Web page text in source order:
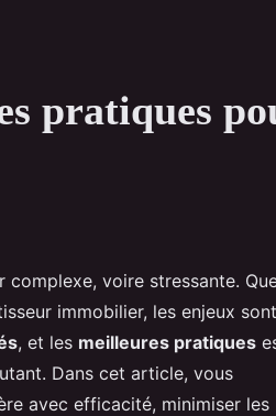
pratiques
complexe, voire stressante.
immobilier, les enjeux sont
, et les meilleures pratiques
Dans cet article, vous
avec efficacité, minimiser les